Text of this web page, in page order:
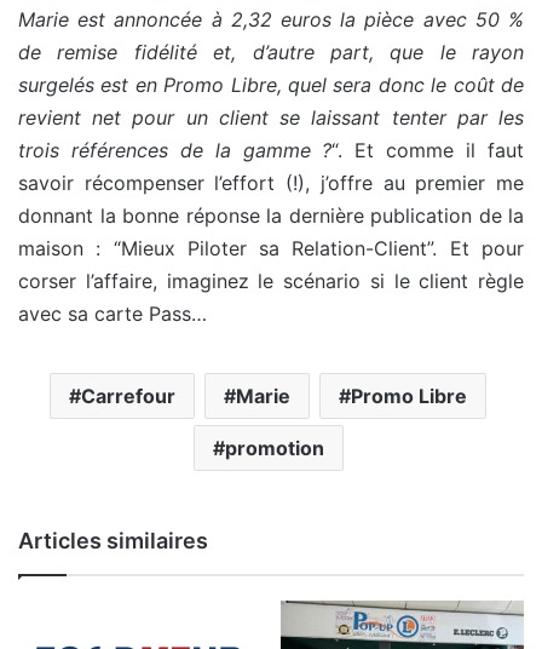
Marie est annoncée à 2,32 euros la pièce avec 50 %
de remise fidélité et, d’autre part, que le rayon
surgelés est en Promo Libre, quel sera donc le coût de
revient net pour un client se laissant tenter par les
trois références de la gamme ?“. Et comme il faut
savoir récompenser l’effort (!), j’offre au premier me
donnant la bonne réponse la dernière publication de la
maison : “Mieux Piloter sa Relation-Client”. Et pour
corser l’affaire, imaginez le scénario si le client règle
avec sa carte Pass…
Carrefour Marie Promo Libre
promotion
Articles similaires